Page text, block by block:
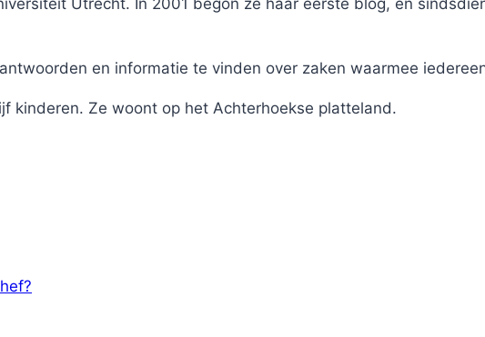
Utrecht. In 2001 begon ze haar eerste blog, en
en informatie te vinden over zaken waarmee
kinderen. Ze woont op het Achterhoekse platteland.